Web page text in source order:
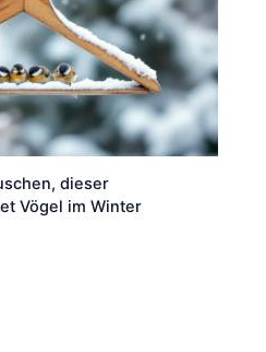
dieser
Vögel im Winter